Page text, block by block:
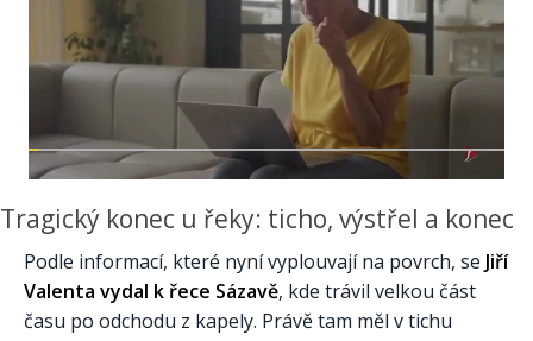
Tragický konec u řeky: ticho, výstřel a konec
Podle informací, které nyní vyplouvají na povrch, se Jiří
Valenta vydal k řece Sázavě, kde trávil velkou část
času po odchodu z kapely. Právě tam měl v tichu